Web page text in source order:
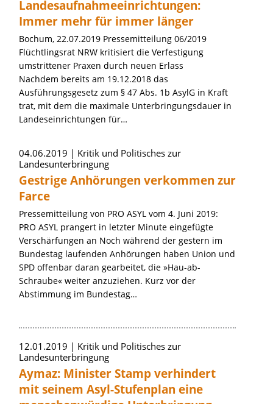
Landesaufnahmeeinrichtungen:
Immer mehr für immer länger
Bochum, 22.07.2019 Pressemitteilung 06/2019
Flüchtlingsrat NRW kritisiert die Verfestigung
umstrittener Praxen durch neuen Erlass
Nachdem bereits am 19.12.2018 das
Ausführungsgesetz zum § 47 Abs. 1b AsylG in Kraft
trat, mit dem die maximale Unterbringungsdauer in
Landeseinrichtungen für…
04.06.2019
Kritik und Politisches zur
Landesunterbringung
Gestrige Anhörungen verkommen zur
Farce
Pressemitteilung von PRO ASYL vom 4. Juni 2019:
PRO ASYL prangert in letzter Minute eingefügte
Verschärfungen an Noch während der gestern im
Bundestag laufenden Anhörungen haben Union und
SPD offenbar daran gearbeitet, die »Hau-ab-
Schraube« weiter anzuziehen. Kurz vor der
Abstimmung im Bundestag…
12.01.2019
Kritik und Politisches zur
Landesunterbringung
Aymaz: Minister Stamp verhindert
mit seinem Asyl-Stufenplan eine